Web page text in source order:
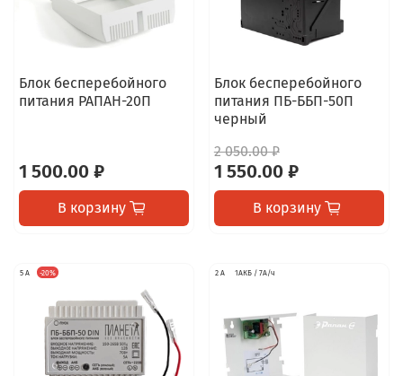
Блок бесперебойного
питания РАПАН-20П
1 500.00 ₽
В корзину
Блок бесперебойного
питания ПБ-ББП-50П
черный
2 050.00 ₽
1 550.00 ₽
В корзину
5 А -20% 2 А 1АКБ / 7А/ч